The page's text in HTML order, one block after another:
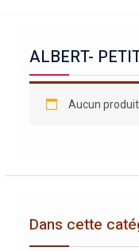
ALBERT-
Aucun
Dans cette